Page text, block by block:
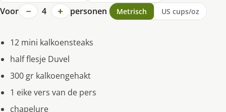
Voor − 4 + personen Metrisch US cups/oz
12 mini kalkoensteaks
half flesje Duvel
300 gr kalkoengehakt
1 eike vers van de pers
chapelure